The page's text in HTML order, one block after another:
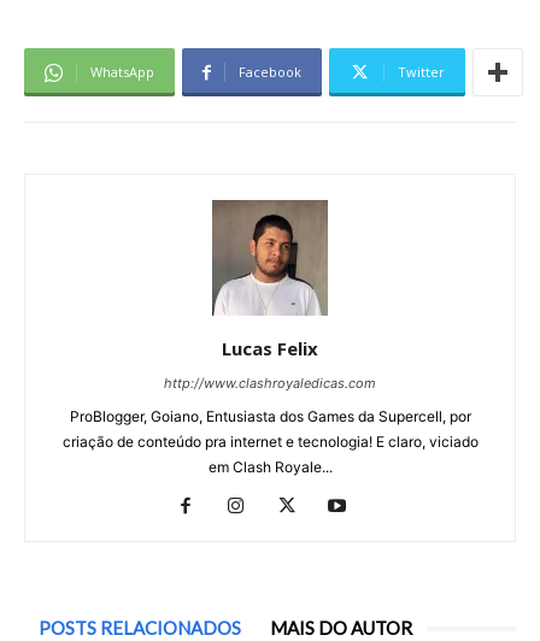
WhatsApp Facebook Twitter
Lucas Felix
http://www.clashroyaledicas.com
ProBlogger, Goiano, Entusiasta dos Games da Supercell, por
criação de conteúdo pra internet e tecnologia! E claro, viciado
em Clash Royale...
POSTS RELACIONADOS MAIS DO AUTOR